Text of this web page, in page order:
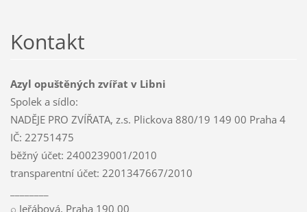
Kontakt
Azyl opuštěných zvířat v Libni
Spolek a sídlo:
NADĚJE PRO ZVÍŘATA, z.s. Plickova 880/19 149 00 Praha 4
IČ: 22751475
běžný účet: 2400239001/2010
transparentní účet: 2201347667/2010
⌕ Jeřábová, Praha 190 00